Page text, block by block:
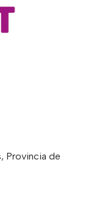
Provincia de